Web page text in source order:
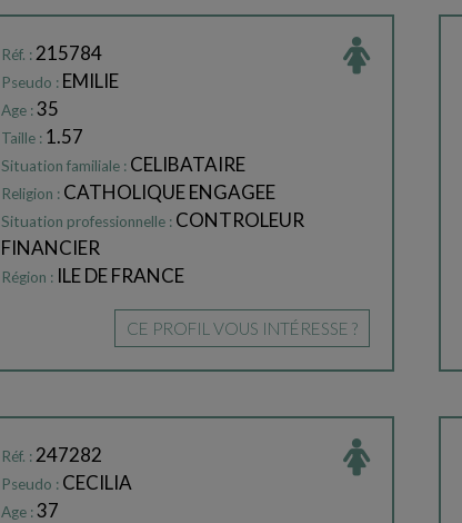
Réf. :215784
Pseudo :EMILIE
Age :35
Taille :1.57
Situation familiale :CELIBATAIRE
Religion :CATHOLIQUE ENGAGEE
Situation professionnelle :CONTROLEUR
FINANCIER
Région :ILE DE FRANCE
CE PROFIL VOUS INTÉRESSE ?
Réf. :247282
Pseudo :CECILIA
Age :37